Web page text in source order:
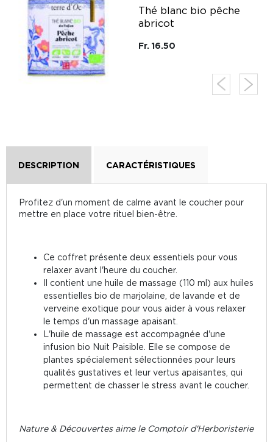
Thé blanc bio pêche
abricot
Fr. 16.50
DESCRIPTION CARACTÉRISTIQUES
Profitez d'un moment de calme avant le coucher pour
mettre en place votre rituel bien-être.
Ce coffret présente deux essentiels pour vous
relaxer avant l'heure du coucher.
Il contient une huile de massage (110 ml) aux huiles
essentielles bio de marjolaine, de lavande et de
verveine exotique pour vous aider à vous relaxer
le temps d'un massage apaisant.
L'huile de massage est accompagnée d'une
infusion bio Nuit Paisible. Elle se compose de
plantes spécialement sélectionnées pour leurs
qualités gustatives et leur vertus apaisantes, qui
permettent de chasser le stress avant le coucher.
Nature & Découvertes aime le Comptoir d'Herboristerie